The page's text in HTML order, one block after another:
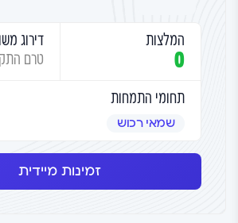
המלצות
0
דירוג
טרם
תחומי התמחות
שמאי רכוש
זמינות מיידית